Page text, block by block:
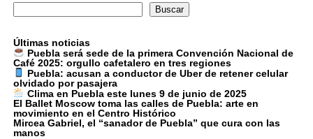
Buscar Buscar
Últimas noticias
Puebla será sede de la primera Convención Nacional de
Café 2025: orgullo cafetalero en tres regiones
Puebla: acusan a conductor de Uber de retener celular
olvidado por pasajera
Clima en Puebla este lunes 9 de junio de 2025
El Ballet Moscow toma las calles de Puebla: arte en
movimiento en el Centro Histórico
Mircea Gabriel, el “sanador de Puebla” que cura con las
manos